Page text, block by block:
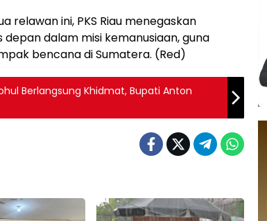
ini, PKS Riau menegaskan
dalam misi kemanusiaan, guna
bencana di Sumatera. (Red)
Berlangsung Khidmat, Bupati Anton